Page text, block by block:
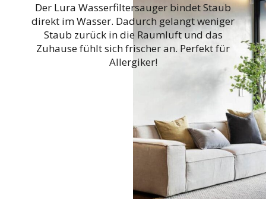
Der Lura Wasserfiltersauger bindet Staub
direkt im Wasser. Dadurch gelangt weniger
Staub zurück in die Raumluft und das
Zuhause fühlt sich frischer an. Perfekt für
Allergiker!